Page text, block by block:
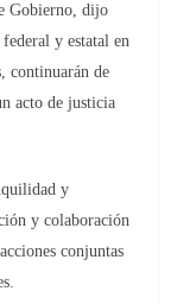
Gobierno, dijo
federal y estatal en
continuarán de
acto de justicia
y
y colaboración
conjuntas